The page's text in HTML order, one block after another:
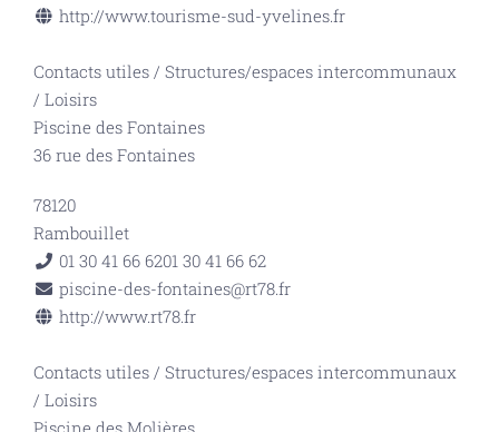
http://www.tourisme-sud-yvelines.fr
Contacts utiles / Structures/espaces intercommunaux
/ Loisirs
Piscine des Fontaines
36 rue des Fontaines
78120
Rambouillet
01 30 41 66 6201 30 41 66 62
piscine-des-fontaines@rt78.fr
http://www.rt78.fr
Contacts utiles / Structures/espaces intercommunaux
/ Loisirs
Piscine des Molières